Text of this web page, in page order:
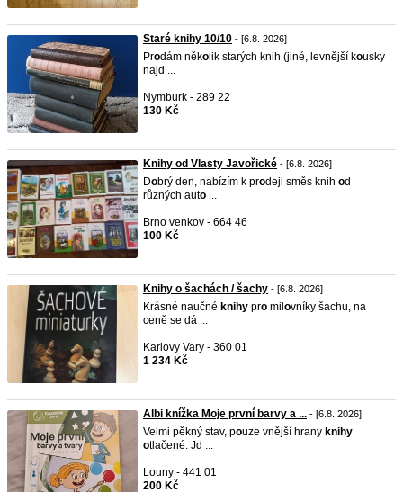
Staré knihy 10/10 - [6.8. 2026]
Prodám něko lik starých knih (jiné, levnější kousky
najd ...
Nymburk - 289 22
130 Kč
Knihy od Vlasty Javořické - [6.8. 2026]
Dobrý den, nabízím k prodeji směs knih od
různých auto ...
Brno venkov - 664 46
100 Kč
Knihy o šachách / šachy - [6.8. 2026]
Krásné naučné knihy pro mil ovníky šachu, na
ceně se dá ...
Karlovy Vary - 360 01
1 234 Kč
Albi knížka Moje první barvy a ... - [6.8. 2026]
Velmi pěkný stav, pouze vnější hrany knihy
otlačené. Jd ...
Louny - 441 01
200 Kč